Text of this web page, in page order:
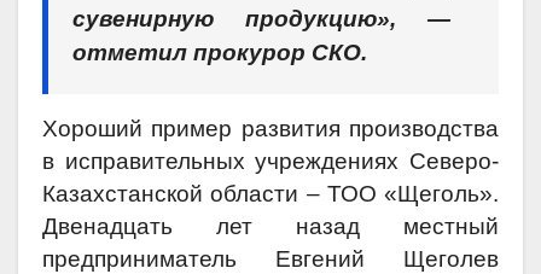
сувенирную продукцию», —
отметил прокурор СКО.
Хороший пример развития производства
в исправительных учреждениях Северо-
Казахстанской области – ТОО «Щеголь».
Двенадцать лет назад местный
предприниматель Евгений Щеголев